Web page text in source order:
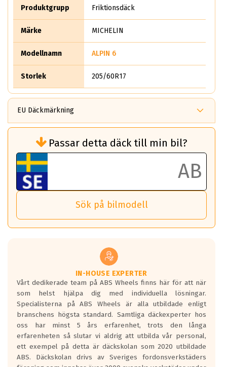
Produktgrupp Friktionsdäck
Märke MICHELIN
Modellnamn ALPIN 6
Storlek 205/60R17
EU Däckmärkning
bränsleförbrukningen)
Det ska vara en betygsskala från klass A
till G för rullmotstånd.
Ett klass A däck kommer ha 6,5% bättre
bränsleförbrukning än ett klass G däck.
Det betyder att om man kör 10,000 km,
så sparar man 50 liter bränsle med ett
vilken körstil du använder.
Våtgrepp egenskaper:
Betygsskalan är satt A till F. Där A påvisar
den kortaste bromssträckan och F är den
längsta.
Inga D eller G betyg delas ut för
personbilar och lätta lastbilar.
Betyget sätts efter ett test där däcken
skall bromsa in på en väg där det ligger
0.5-1.5 mm vatten.
Passar detta däck till min bil?
Sök på bilmodell
IN-HOUSE EXPERTER
Vårt dedikerade team på ABS Wheels finns här för att när
som helst hjälpa dig med individuella lösningar.
Specialisterna på ABS Wheels är alla utbildade enligt
branschens högsta standard. Samtliga däckexperter hos
oss har minst 5 års erfarenhet, trots den långa
erfarenheten så slutar vi aldrig att utbilda vår personal,
ett exempel på detta är däckskolan som 2020 utbildade
ABS. Däckskolan drivs av Sveriges fordonsverkstäders